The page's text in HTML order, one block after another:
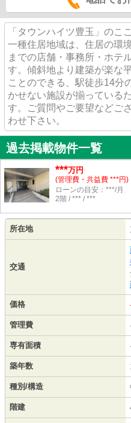
「タウンハイツ豊玉」のこ
一種住居地域は、住居の環
までの店舗・事務所・ホテ
す。傾斜地より建築が楽な
ことのできる、駅徒歩14分
かせない施設が揃っている
す。ご質問やご要望などご
わせ下さい。
過去掲載物件一覧
***万円
(管理費・共益費 ***円)
ローンの目安：***/月
2階 / *** / ***
所在地
交通
価格
管理費
専有面積
築年数
種別/構造
階建